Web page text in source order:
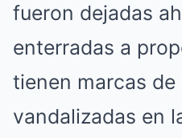
fueron dejadas
enterradas a
tienen marcas de
vandalizadas en